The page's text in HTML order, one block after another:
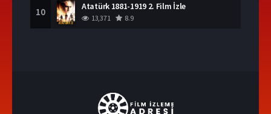
10 Atatürk 1881-1919 2. Film İzle
13,371 8.9